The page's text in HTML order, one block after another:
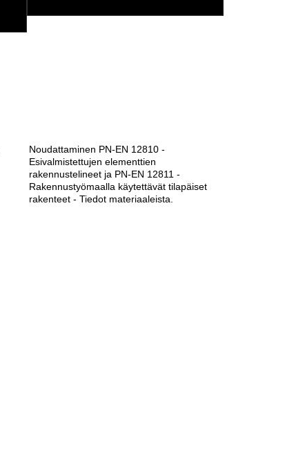
Noudattaminen PN-EN 12810 -
Esivalmistettujen elementtien
rakennustelineet ja PN-EN 12811 -
Rakennustyömaalla käytettävät tilapäiset
rakenteet - Tiedot materiaaleista.